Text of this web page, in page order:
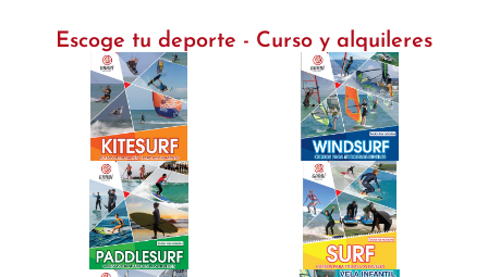
Escoge tu deporte - Curso y alquileres